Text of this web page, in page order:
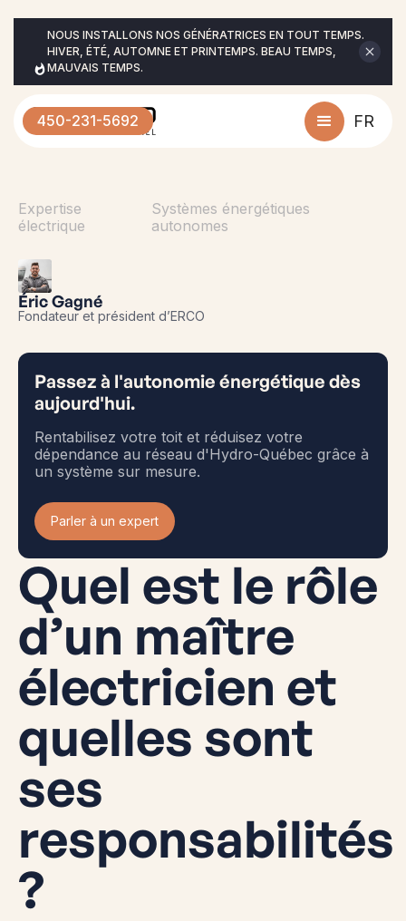
NOUS INSTALLONS NOS GÉNÉRATRICES EN TOUT TEMPS.
HIVER, ÉTÉ, AUTOMNE ET PRINTEMPS. BEAU TEMPS,
MAUVAIS TEMPS.
FR
450-231-5692
Expertise
électrique
Systèmes énergétiques
autonomes
Éric Gagné
Fondateur et président d’ERCO
Passez à l'autonomie énergétique dès
aujourd'hui.
Rentabilisez votre toit et réduisez votre
dépendance au réseau d'Hydro-Québec grâce à
un système sur mesure.
Parler à un expert
Quel est le rôle
d’un maître
électricien et
quelles sont
ses
responsabilités
?